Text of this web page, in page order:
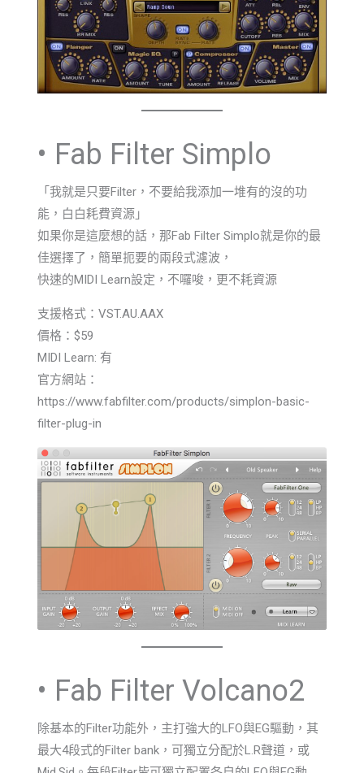
• Fab Filter Simplo
「我就是只要Filter，不要給我添加一堆有的沒的功
能，白白耗費資源」
如果你是這麼想的話，那Fab Filter Simplo就是你的最
佳選擇了，簡單扼要的兩段式濾波，
快速的MIDI Learn設定，不囉唆，更不耗資源
支援格式：VST.AU.AAX
價格：$59
MIDI Learn: 有
官方網站：
https://www.fabfilter.com/products/simplon-basic-
filter-plug-in
• Fab Filter Volcano2
除基本的Filter功能外，主打強大的LFO與EG驅動，其
最大4段式的Filter bank，可獨立分配於L.R聲道，或